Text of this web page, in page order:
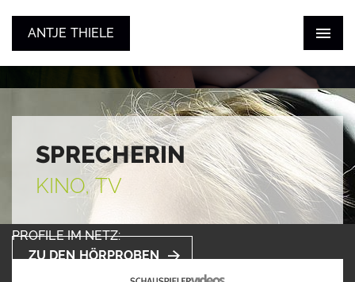
ANTJE THIELE
ZUM SHOWREEL
SPRECHERIN
KINO, TV
ZU DEN HÖRPROBEN
PROFILE IM NETZ:
ANTJE THIELE
STIMME
SCHAUSPIEL
KONTAKT